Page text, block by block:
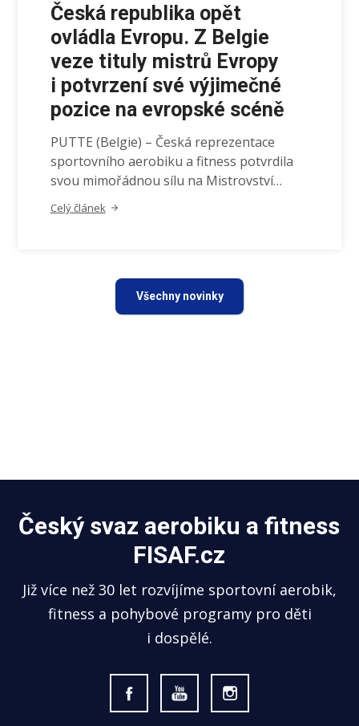
Česká republika opět
ovládla Evropu. Z Belgie
veze tituly mistrů Evropy
i potvrzení své výjimečné
pozice na evropské scéně
PUTTE (Belgie) – Česká reprezentace
sportovního aerobiku a fitness potvrdila
svou mimořádnou sílu na Mistrovství…
Celý článek
Všechny novinky
Český svaz aerobiku a fitness
FISAF.cz
Již více než 30 let rozvíjíme sportovní aerobik,
fitness a pohybové programy pro děti
i dospělé.